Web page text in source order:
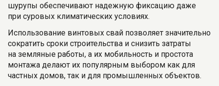
шурупы обеспечивают надежную фиксацию даже
при суровых климатических условиях.
Использование винтовых свай позволяет значительно
сократить сроки строительства и снизить затраты
на земляные работы, а их мобильность и простота
монтажа делают их популярным выбором как для
частных домов, так и для промышленных объектов.